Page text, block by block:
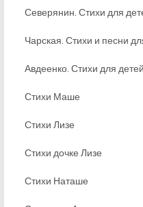
Северянин. Стихи для
Чарская. Стихи и песни
Авдеенко. Стихи для детей
Стихи Маше
Стихи Лизе
Стихи дочке Лизе
Стихи Наташе